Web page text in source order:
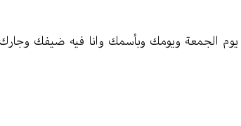
يوم الجمعة ويومك وبأسمك وانا فيه ضيفك